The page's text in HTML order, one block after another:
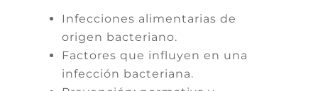
Infecciones alimentarias de
origen bacteriano.
Factores que influyen en una
infección bacteriana.